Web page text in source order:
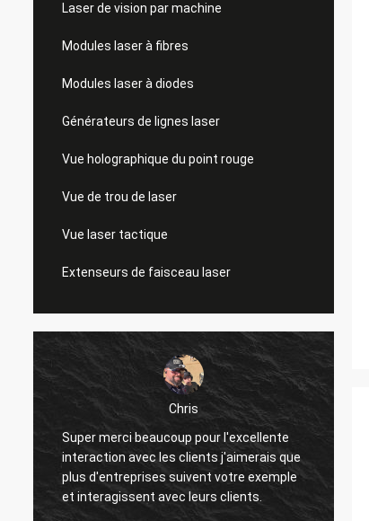
Laser de vision par machine
Modules laser à fibres
Modules laser à diodes
Générateurs de lignes laser
Vue holographique du point rouge
Vue de trou de laser
Vue laser tactique
Extenseurs de faisceau laser
Chris
Super merci beaucoup pour l'excellente
interaction avec les clients j'aimerais que
plus d'entreprises suivent votre exemple
et interagissent avec leurs clients.